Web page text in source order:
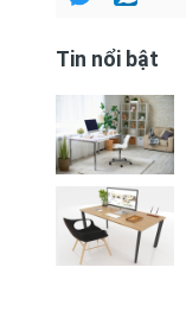
Tin nổi bật